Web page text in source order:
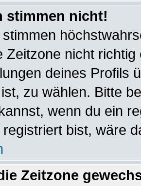
stimmen nicht!
Zeitzone nicht
deines Profils
zu wählen. Bitte
wenn du ein
bist, wäre
Zeitzone